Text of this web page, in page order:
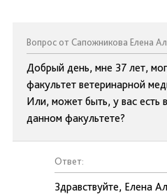
Вопрос от Сапожникова Елена
Добрый день, мне 37 лет,
факультет ветеринарной
Или, может быть, у вас есть
данном факультете?
Ответ:
Здравствуйте, Елена